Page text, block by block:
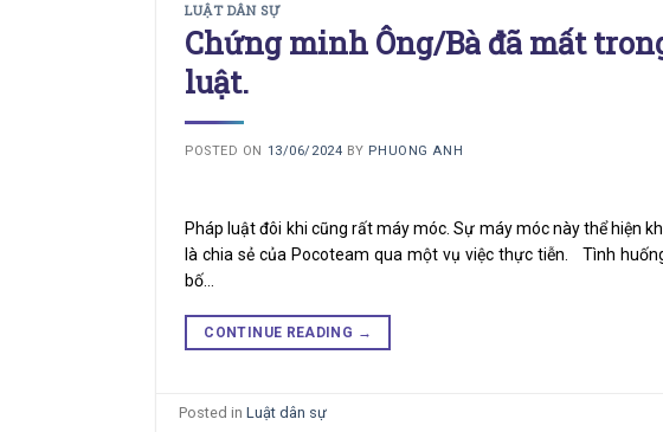
LUẬT DÂN SỰ
Chứng minh Ông/Bà đã mất
luật.
POSTED ON 13/06/2024 BY PHUONG ANH
Pháp luật đôi khi cũng rất máy móc. Sự máy móc này thể hiện
là chia sẻ của Pocoteam qua một vụ việc thực tiễn. Tình
bố…
CONTINUE READING →
Posted inLuật dân sự